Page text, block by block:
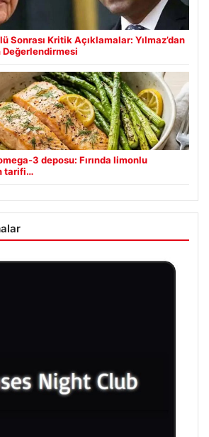
Sonrası Kritik Açıklamalar: Yılmaz’dan
3 deposu: Fırında limonlu
tarifi…